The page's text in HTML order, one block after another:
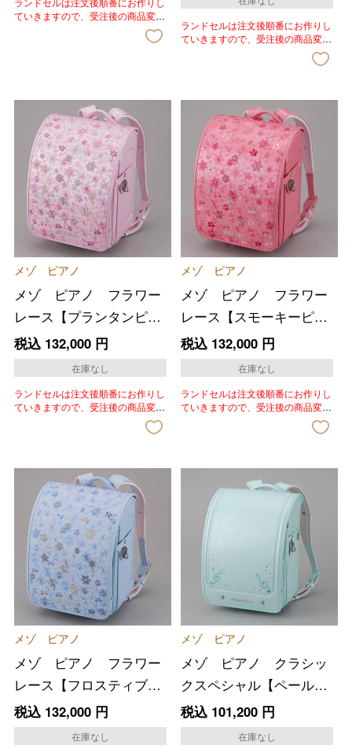
ていきますので、受注後の商品変
更、色変更、キャンセルはいたしか
ねます。あらかじめご了承いただき
ランドセルは注文後順番にお作りし
ていきますので、受注後の商品変
更、色変更、キャンセルはいたしか
ねます。あらかじめご了承いただき
メゾ ピアノ
メゾ ピアノ フラワー
レース【プランタンピン
ク】
税込 132,000円
在庫なし
ランドセルは注文後順番にお作りし
ていきますので、受注後の商品変
更、色変更、キャンセルはいたしか
ねます。あらかじめご了承いただき
メゾ ピアノ
メゾ ピアノ フラワー
レース【スモーキーピン
ク】
税込 132,000円
在庫なし
ランドセルは注文後順番にお作りし
ていきますので、受注後の商品変
更、色変更、キャンセルはいたしか
ねます。あらかじめご了承いただき
メゾ ピアノ
メゾ ピアノ フラワー
レース【フロスティブル
ー】
税込 132,000円
在庫なし
メゾ ピアノ
メゾ ピアノ クラシッ
クスペシャル【ペールサ
ックス】
税込 101,200円
在庫なし